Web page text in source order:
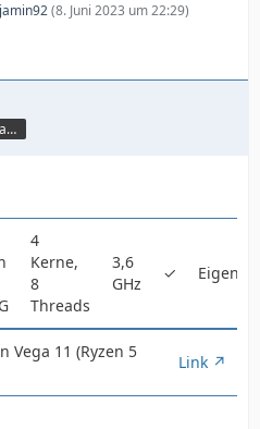
(8. Juni 2023 um 22:29)
seit dem 26.10.2006 dabei
4
Kerne,
8
Threads
3,6
GHz
✓
Vega 11 (Ryzen 5
Link